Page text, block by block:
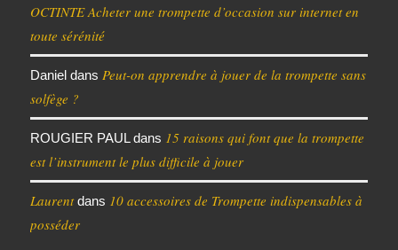
OCTINTE Acheter une trompette d’occasion sur internet en
toute sérénité
Danieldans Peut-on apprendre à jouer de la trompette sans
solfège ?
ROUGIER PAULdans 15 raisons qui font que la trompette
est l’instrument le plus difficile à jouer
Laurentdans 10 accessoires de Trompette indispensables à
posséder